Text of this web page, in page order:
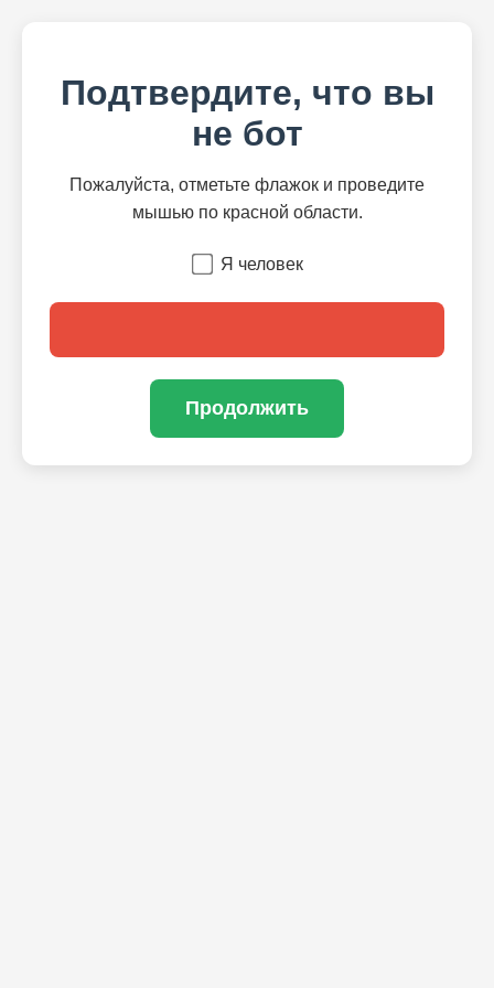
Подтвердите, что вы
не бот
Пожалуйста, отметьте флажок и проведите
мышью по красной области.
Я человек
Продолжить